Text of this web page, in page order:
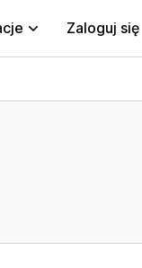
Zaloguj się